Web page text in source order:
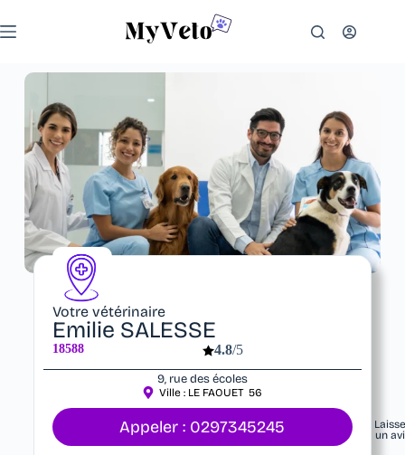
Votre vétérinaire
Emilie SALESSE
18588 4.8/5
9, rue des écoles
Ville : LE FAOUET 56
Appeler : 0297345245
un